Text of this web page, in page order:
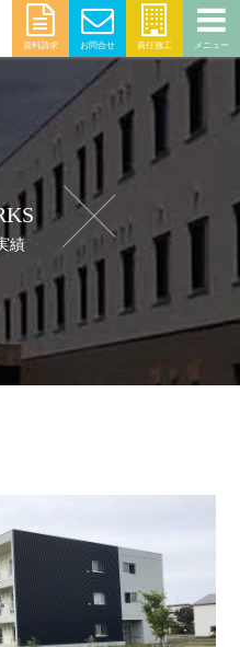
資料請求 お問合せ 責任施工 メニュー
績